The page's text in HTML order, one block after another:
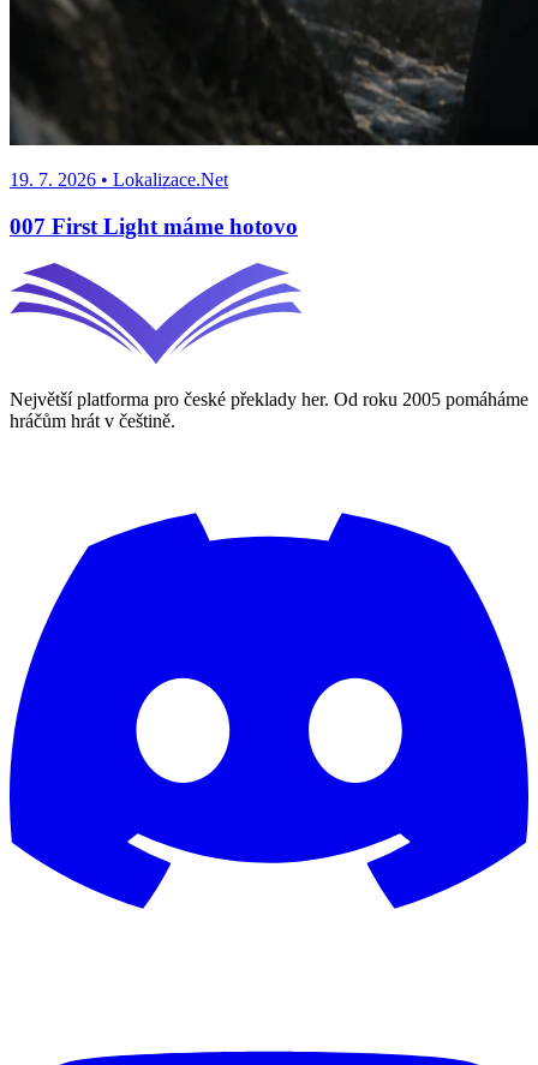
19. 7. 2026 • Lokalizace.Net
007 First Light máme hotovo
Největší platforma pro české překlady her. Od roku 2005 pomáháme
hráčům hrát v češtině.